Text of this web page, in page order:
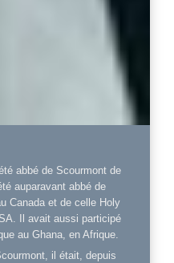
abbé de Scourmont de
auparavant abbé de
Canada et de celle Holy
Il avait aussi participé
au Ghana, en Afrique.
il était, depuis